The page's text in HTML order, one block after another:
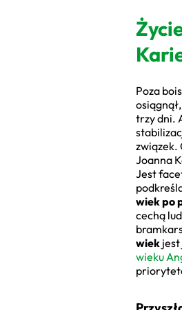
Poza
trzy dni.
związek.
Joanna
Jest
wiek po
cechą
wiek
wieku